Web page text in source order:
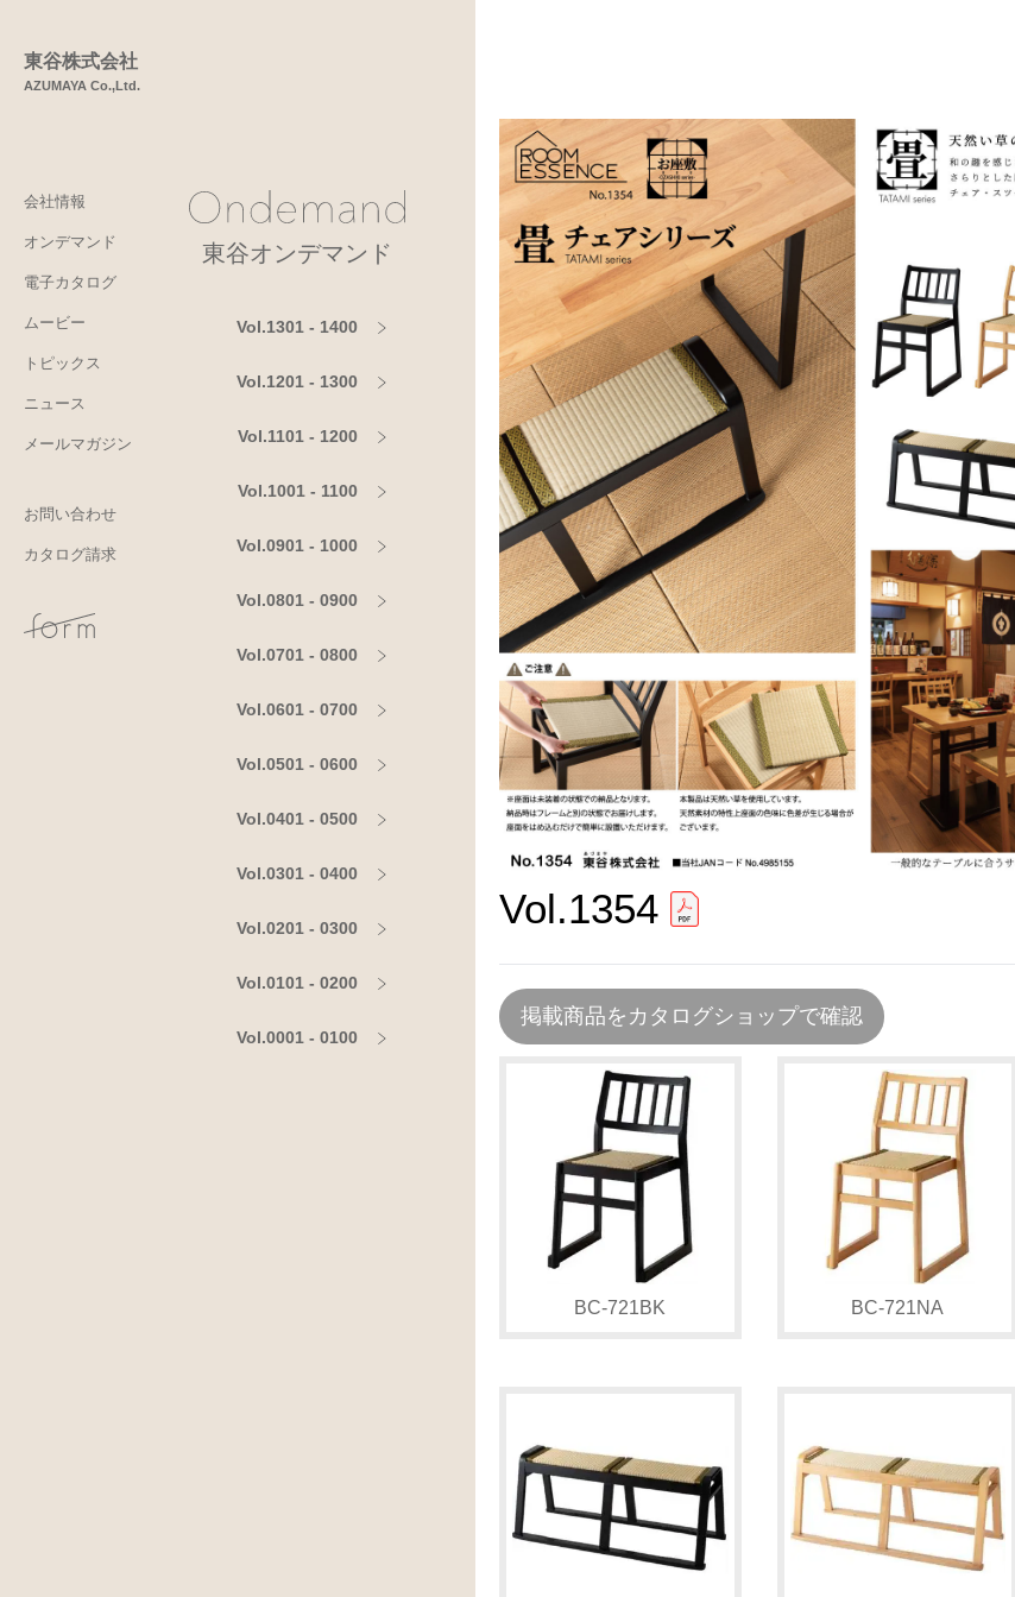
東谷株式会社
AZUMAYA Co.,Ltd.
会社情報
オンデマンド
電子カタログ
ムービー
トピックス
ニュース
メールマガジン
お問い合わせ
カタログ請求
東谷オンデマンド
Vol.1301 - 1400
Vol.1201 - 1300
Vol.1101 - 1200
Vol.1001 - 1100
Vol.0901 - 1000
Vol.0801 - 0900
Vol.0701 - 0800
Vol.0601 - 0700
Vol.0501 - 0600
Vol.0401 - 0500
Vol.0301 - 0400
Vol.0201 - 0300
Vol.0101 - 0200
Vol.0001 - 0100
Vol.1354
掲載商品をカタログショップで確認
BC-721BK BC-721NA